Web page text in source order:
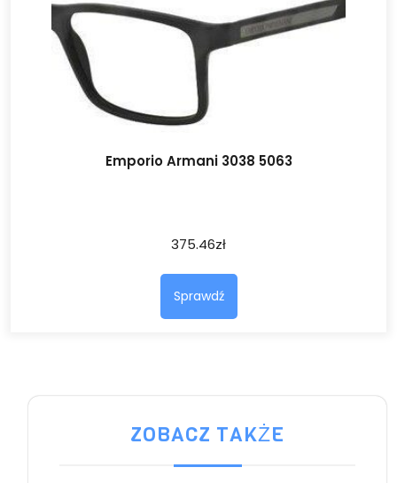
Emporio Armani 3038 5063
375.46zł
Sprawdź
ZOBACZ TAKŻE